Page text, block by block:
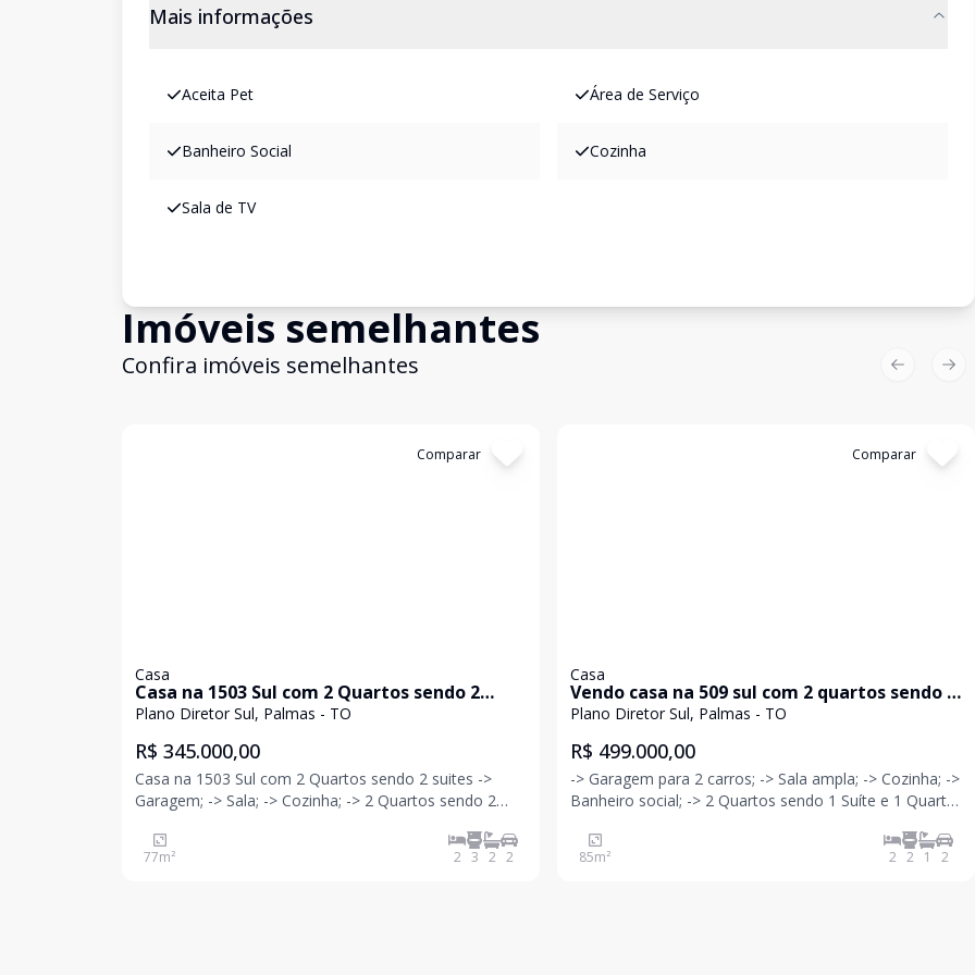
Mais informações
Aceita Pet Área de Serviço
Banheiro Social Cozinha
Sala de TV
Imóveis semelhantes
Confira imóveis semelhantes
Comparar
Casa
Casa na 1503 Sul com 2 Quartos sendo 2
suites
Plano Diretor Sul, Palmas - TO
R$ 345.000,00
Casa na 1503 Sul com 2 Quartos sendo 2 suites ->
Garagem; -> Sala; -> Cozinha; -> 2 Quartos sendo 2
77m² 2 3 2 2
Comparar
Casa
Vendo casa na 509 sul com 2 quartos sendo 1
suíte , com 85m²
Plano Diretor Sul, Palmas - TO
R$ 499.000,00
-> Garagem para 2 carros; -> Sala ampla; -> Cozinha; ->
Banheiro social; -> 2 Quartos sendo 1 Suíte e 1 Quarto
85m² 2 2 1 2
Previous